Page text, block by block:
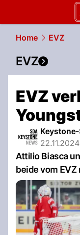
Home EVZ
EVZ
EVZ
Keystone-
Attilio Biasca
beide vom EVZ